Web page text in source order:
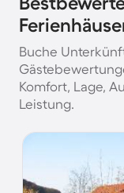
Buche
Komfort, Lage,
Leistung.